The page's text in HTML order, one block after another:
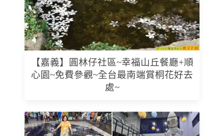
【嘉義】圓林仔社區~幸福山丘餐廳+順
心園~免費參觀~全台最南端賞桐花好去
處~